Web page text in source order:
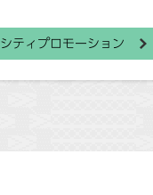
シティプロモーション